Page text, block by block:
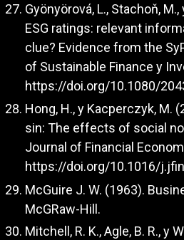
Gyönyörová, L., Stachoň, M.,
ESG ratings: relevant
clue? Evidence from the
of Sustainable Finance y
https://doi.org/10.1080/
Hong, H., y Kacperczyk, M.
sin: The effects of social
Journal of Financial
https://doi.org/10.1016/
McGuire J. W. (1963).
McGRaw-Hill.
Mitchell, R. K., Agle, B. R., y